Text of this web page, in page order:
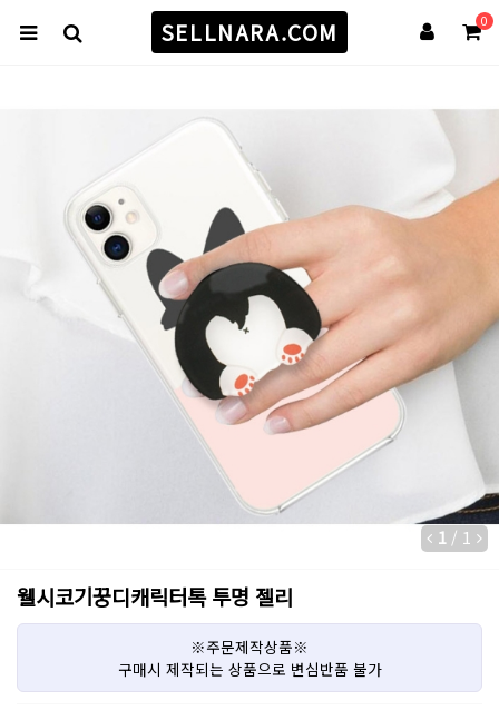
0
SELLNARA.COM
1 / 1
웰시코기꿍디캐릭터톡 투명 젤리
※주문제작상품※
구매시 제작되는 상품으로 변심반품 불가